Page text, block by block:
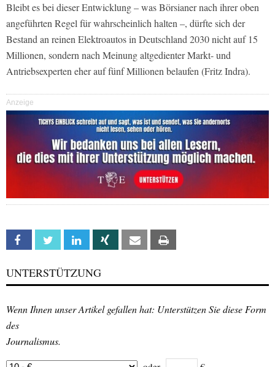
Bleibt es bei dieser Entwicklung – was Börsianer nach ihrer oben
angeführten Regel für wahrscheinlich halten –, dürfte sich der
Bestand an reinen Elektroautos in Deutschland 2030 nicht auf 15
Millionen, sondern nach Meinung altgedienter Markt- und
Antriebsexperten eher auf fünf Millionen belaufen (Fritz Indra).
Anzeige
Facebook Twitter Linkedin Xing Email
UNTERSTÜTZUNG
Wenn Ihnen unser Artikel gefallen hat: Unterstützen Sie diese Form
des
Journalismus.